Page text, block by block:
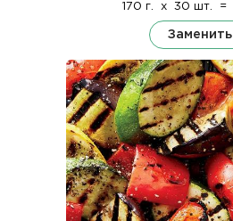
170 г. x 30 шт. =
Заменить